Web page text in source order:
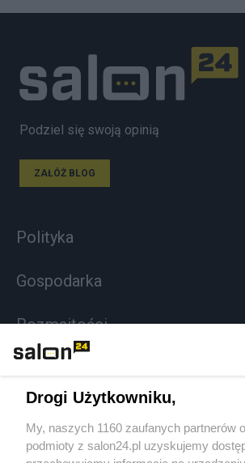
Podziel się swoją opinią
ZAŁÓŻ BLOG
Polityka
Gospodarka
Rozmaitości
Sport
Społeczeństwo
Drogi Użytkowniku,
My, naszych 1160 zaufanych partnerów
podmioty z salon24.pl uzyskujemy